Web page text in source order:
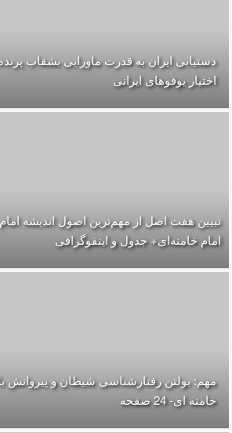
دستیابی ایران به قدرت ماورایی بشقاب
اختیار یوفوهای ایرانی
تبیین هفت اصل از مهم‌ترین اصول اندیشه
امام خامنه‌ای+ جدول و اینفوگرافی
مهم: بولتن رفتارشناسی شیطان و پیروانش با
خامنه ای- 24 صفحه